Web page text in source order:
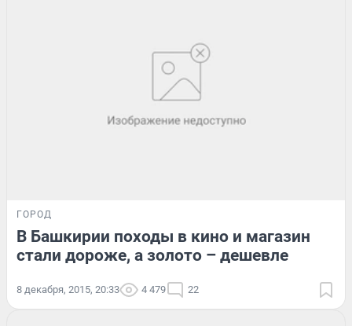
ГОРОД
В Башкирии походы в кино и магазин
стали дороже, а золото – дешевле
8 декабря, 2015, 20:33 4 479 22